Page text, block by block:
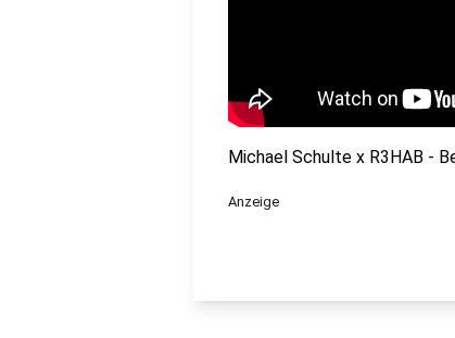
Michael Schulte x R3HAB -
Anzeige